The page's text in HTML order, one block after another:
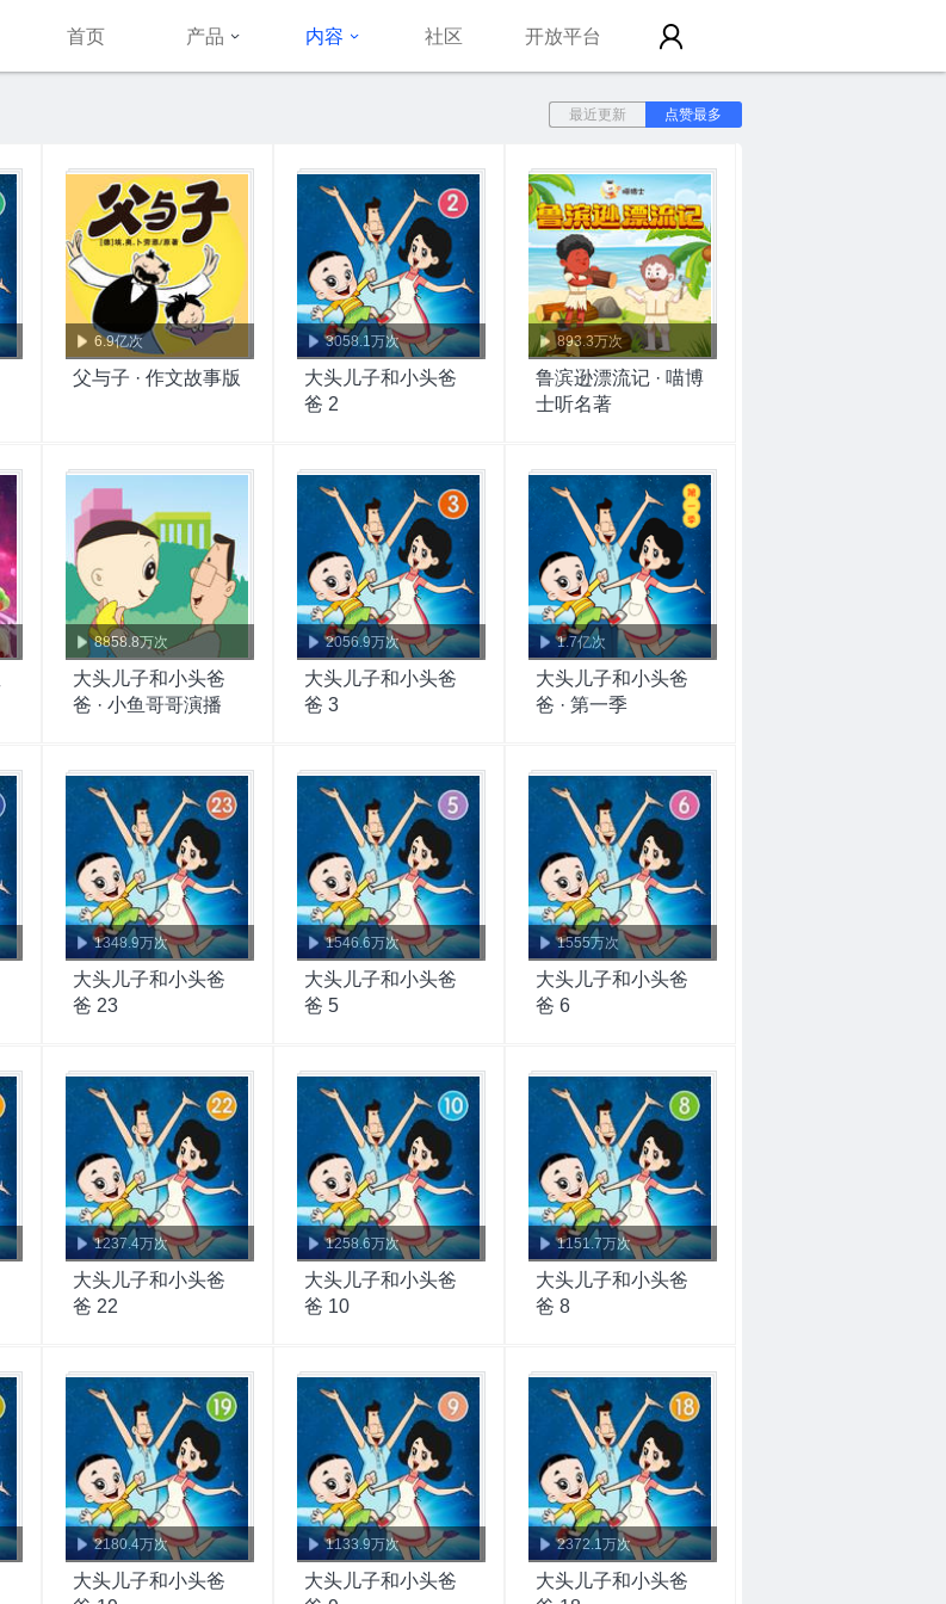
首页 产品 内容 社区 开放平台
点赞最多
最近更新
6.9亿次
父与子 · 作文故事版
3058.1万次
大头儿子和小头爸
爸 2
893.3万次
鲁滨逊漂流记 · 喵博
士听名著
8858.8万次
大头儿子和小头爸
爸 · 小鱼哥哥演播
2056.9万次
大头儿子和小头爸
爸 3
1.7亿次
大头儿子和小头爸
爸 · 第一季
1348.9万次
大头儿子和小头爸
爸 23
1546.6万次
大头儿子和小头爸
爸 5
1555万次
大头儿子和小头爸
爸 6
1237.4万次
大头儿子和小头爸
爸 22
1258.6万次
大头儿子和小头爸
爸 10
1151.7万次
大头儿子和小头爸
爸 8
2180.4万次
大头儿子和小头爸
1133.9万次
大头儿子和小头爸
2372.1万次
大头儿子和小头爸